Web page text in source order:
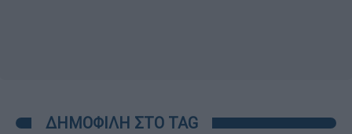
ΔΗΜΟΦΙΛΗ ΣΤΟ TAG